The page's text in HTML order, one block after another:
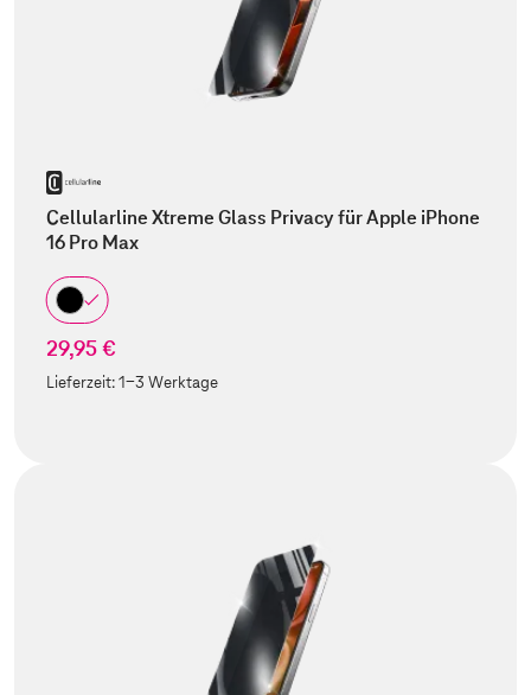
Cellularline Xtreme Glass Privacy für Apple iPhone
16 Pro Max
29,95 €
Lieferzeit:1-3 Werktage